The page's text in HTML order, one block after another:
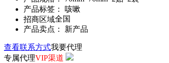
产品标签： 咳嗽
招商区域：全国
产品卖点： 新产品
查看联系方式我要代理
专属代理VIP渠道